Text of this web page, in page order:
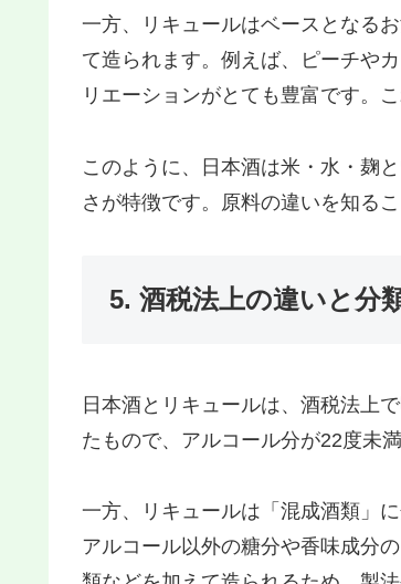
一方、リキュールはベースとなる
て造られます。例えば、ピーチや
リエーションがとても豊富です。
このように、日本酒は米・水・麹
さが特徴です。原料の違いを知る
5. 酒税法上の違いと分
日本酒とリキュールは、酒税法上
たもので、アルコール分が22度未
一方、リキュールは「混成酒類」
アルコール以外の糖分や香味成分